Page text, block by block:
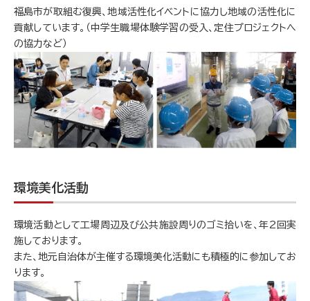
福島市が取組む復興、地域活性化イベントに協力し地域の活性化に
貢献しています。（中学生職場体験学習の受入、定住プロジェクトへ
の協力など）
環境美化活動
環境活動として工場周辺及び公共施設周りのゴミ拾いを、年2回実
施しております。
また、地元自治体が主催する環境美化活動にも積極的に参加してお
ります。